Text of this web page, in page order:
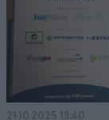
21·10·2025 13:40